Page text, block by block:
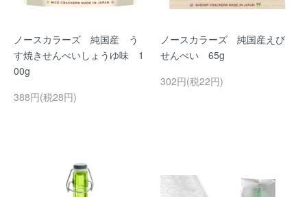
ノースカラーズ 純国産 う
す焼きせんべいしょうゆ味 1
00g
388円(税28円)
ノースカラーズ 純国産えび
せんべい 65g
302円(税22円)